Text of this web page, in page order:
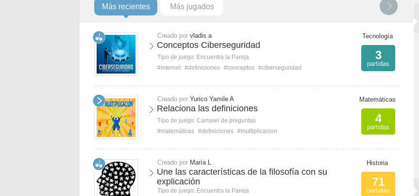
Más recientes Más jugados
Creado por vladis a
Conceptos Ciberseguridad
Tipo de juego: Encuentra la Pareja
#internet #definiciones #conceptos #ciberseguridad
Tecnología
3
partidas
Creado por Yurico Yamile A
Relaciona las definiciones
Tipo de juego: Carrusel de preguntas
#matemáticas #definiciones #multiplicacion
Matemáticas
4
partidas
Creado por María L
Une las características de la filosofía con su
explicación
Tipo de juego: Encuentra la Pareja
Historia
71
partidas